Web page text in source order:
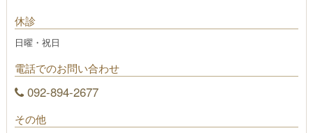
休診
日曜・祝日
電話でのお問い合わせ
092-894-2677
その他